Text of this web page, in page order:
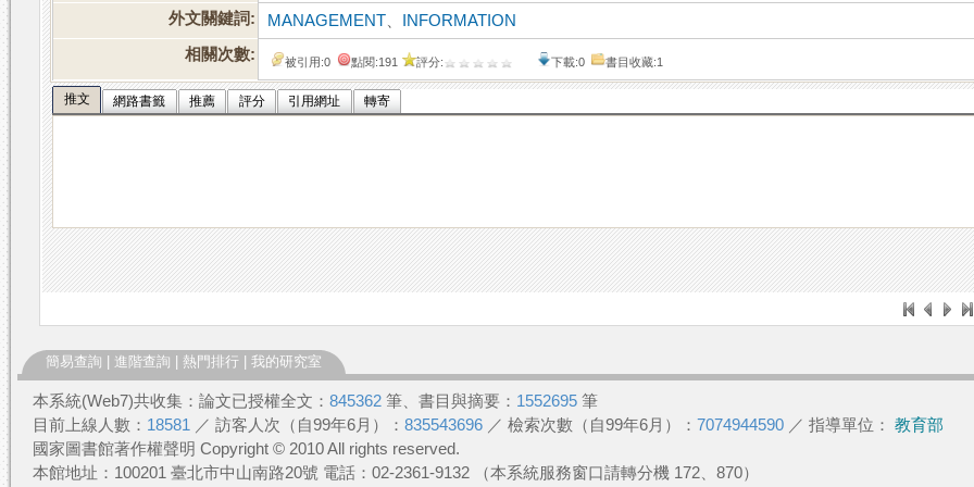
外文關鍵詞: MANAGEMENT
INFORMATION
相關次數:
被引用:0 點閱:191 評分: 下載:0 書目收藏:1
推文 網路書籤 推薦 評分 引用網址 轉寄
簡易查詢 進階查詢 熱門排行 我的研究室
本系統(Web7)共收集：論文已授權全文： 845362 筆、書目與摘要： 1552695 筆
目前上線人數： 18581 ／ 訪客人次（自99年6月）： 835543696 ／ 檢索次數（自99年6月）： 7074944590 ／ 指導單位： 教育部
國家圖書館著作權聲明 Copyright © 2010 All rights reserved.
本館地址：100201 臺北市中山南路20號 電話：02-2361-9132 （本系統服務窗口請轉分機 172、870）